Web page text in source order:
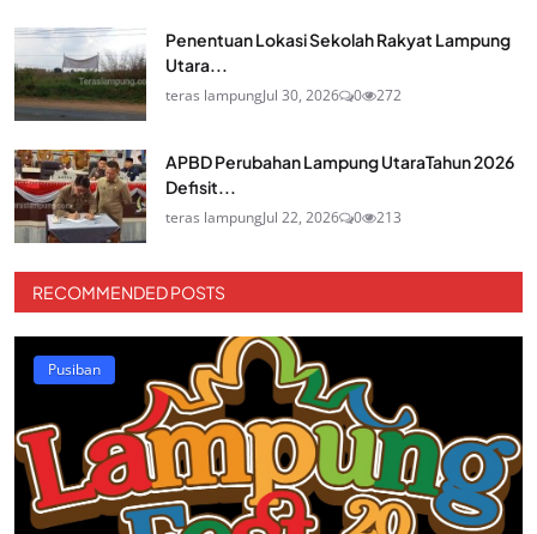
Penentuan Lokasi Sekolah Rakyat Lampung
Utara...
teras lampungJul 30, 2026 0 272
APBD Perubahan Lampung UtaraTahun 2026
Defisit...
teras lampungJul 22, 2026 0 213
RECOMMENDED POSTS
Pusiban